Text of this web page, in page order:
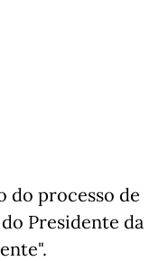
do processo de
Presidente da